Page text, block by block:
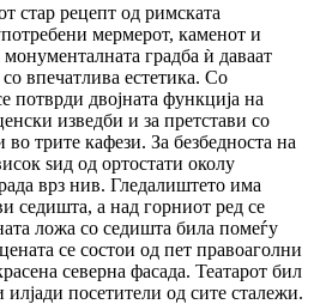
стар рецепт од римската
мермерот, каменот и
градба ѝ даваат
впечатлива естетика. Со
потврди двојната функција на
изведби и за претстави со
трите кафези. За безбедноста на
ѕид од ортостати околу
врз нив. Гледалиштето има
седишта, а над горниот ред се
ложа со седишта била помеѓу
се состои од пет правоаголни
северна фасада. Театарот бил
илјади посетители од сите сталежи.